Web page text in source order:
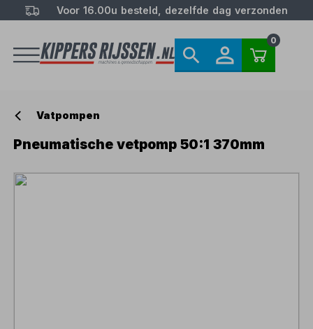
Voor 16.00u besteld, dezelfde dag verzonden
0
Vatpompen
Pneumatische vetpomp 50:1 370mm